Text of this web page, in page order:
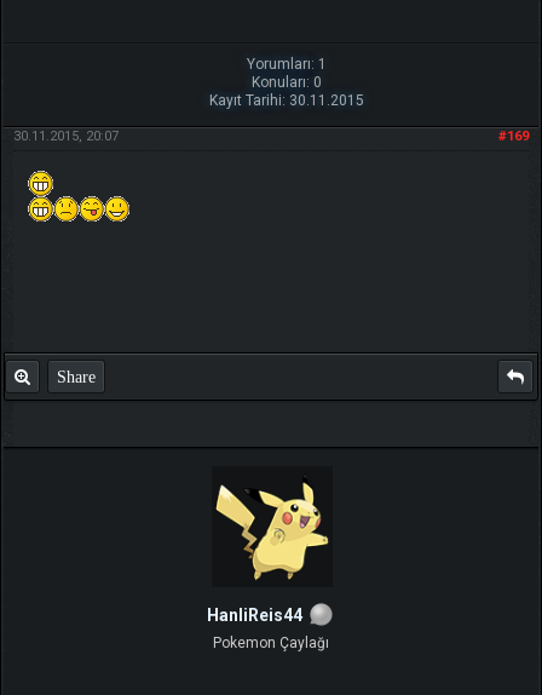
Yorumları: 1
Konuları: 0
Kayıt Tarihi: 30.11.2015
#169
30.11.2015, 20:07
Share
HanliReis44
Pokemon Çaylağı